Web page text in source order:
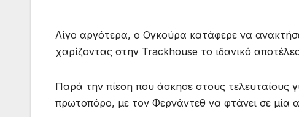
Λίγο αργότερα, ο Ογκούρα κατάφερε να
χαρίζοντας στην Trackhouse το ιδανικό
Παρά την πίεση που άσκησε στους τελευταίους
πρωτοπόρο, με τον Φερνάντεθ να φτάνει σε μία